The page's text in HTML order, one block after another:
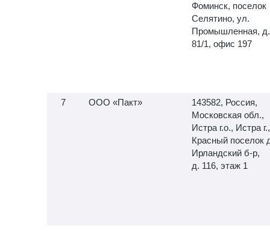
Фоминск, поселок
Селятино, ул.
Промышленная, д.
81/1, офис 197
ООО «Пакт»
143582, Россия,
Московская обл.,
Истра г.о., Истра г.,
Красный поселок
Ирландский б-р,
д. 116, этаж 1